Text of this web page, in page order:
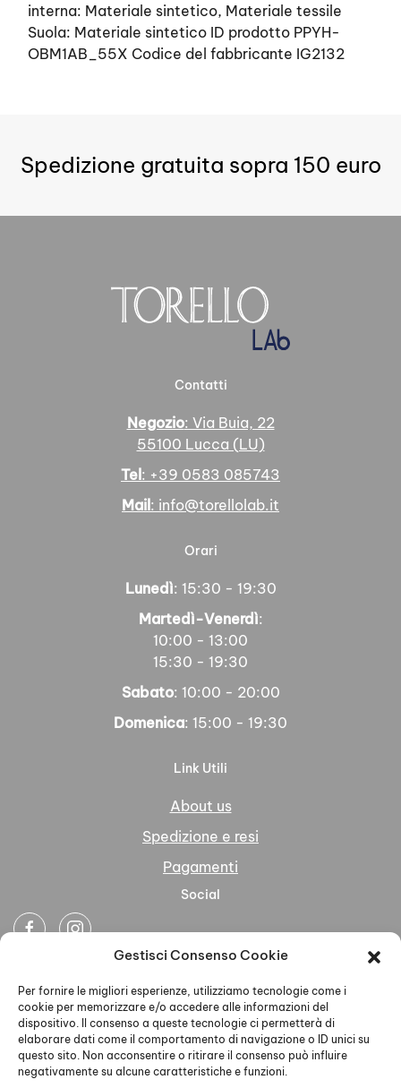
Gestisci Consenso Cookie
Per fornire le migliori esperienze, utilizziamo tecnologie come i
cookie per memorizzare e/o accedere alle informazioni del
dispositivo. Il consenso a queste tecnologie ci permetterà di
elaborare dati come il comportamento di navigazione o ID unici su
questo sito. Non acconsentire o ritirare il consenso può influire
negativamente su alcune caratteristiche e funzioni.
interna: Materiale sintetico, Materiale tessile
Suola: Materiale sintetico ID prodotto PPYH-
OBM1AB_55X Codice del fabbricante IG2132
Spedizione gratuita sopra 150 euro
Contatti
Negozio: Via Buia, 22
55100 Lucca (LU)
Tel : +39 0583 085743
Mail : info@torellolab.it
Orari
Lunedì: 15:30 - 19:30
Martedì-Venerdì:
10:00 - 13:00
15:30 - 19:30
Sabato: 10:00 - 20:00
Domenica: 15:00 - 19:30
Link Utili
About us
Spedizione e resi
Pagamenti
Social